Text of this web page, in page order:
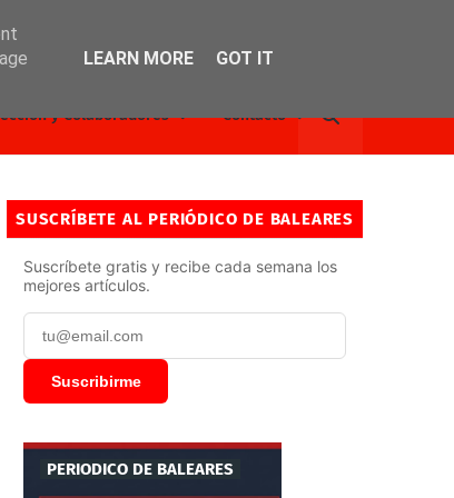
y Colaboradores Contacto
SUSCRÍBETE AL PERIÓDICO DE BALEARES
Suscríbete gratis y recibe cada semana los
mejores artículos.
Suscribirme
PERIODICO DE BALEARES
LEARN MORE GOT IT